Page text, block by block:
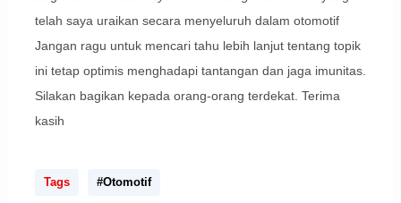
telah saya uraikan secara menyeluruh dalam otomotif
Jangan ragu untuk mencari tahu lebih lanjut tentang topik
ini tetap optimis menghadapi tantangan dan jaga imunitas.
Silakan bagikan kepada orang-orang terdekat. Terima
kasih
Tags #Otomotif